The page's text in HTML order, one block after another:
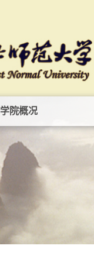
学院概况